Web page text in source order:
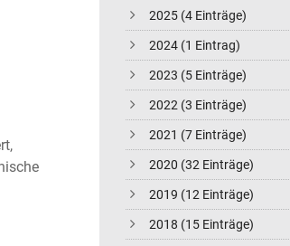
2025 (4 Einträge)
2024 (1 Eintrag)
2023 (5 Einträge)
2022 (3 Einträge)
2021 (7 Einträge)
2020 (32 Einträge)
2019 (12 Einträge)
2018 (15 Einträge)